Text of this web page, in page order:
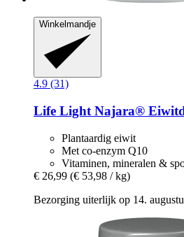
Winkelmandje
4.9 (31)
Life Light Najara®
Plantaardig eiwit
Met co-enzym Q10
Vitaminen, mineralen &
€ 26,99 (€ 53,98 / kg)
Bezorging uiterlijk op 14.